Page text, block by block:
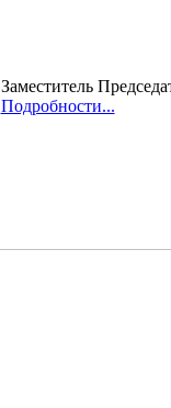
Заместитель
Подробности...